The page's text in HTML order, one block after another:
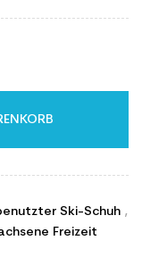
Ski-Schuh ,
Freizeit